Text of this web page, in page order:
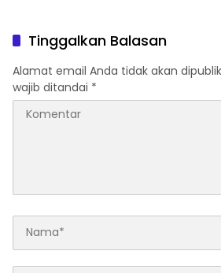
Tinggalkan Balasan
Alamat email Anda tidak akan
wajib ditandai *